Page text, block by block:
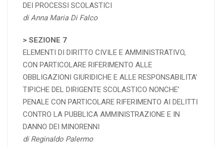
DEI PROCESSI SCOLASTICI
di Anna Maria Di Falco
> SEZIONE 7
ELEMENTI DI DIRITTO CIVILE E AMMINISTRATIVO,
CON PARTICOLARE RIFERIMENTO ALLE
OBBLIGAZIONI GIURIDICHE E ALLE RESPONSABILITA’
TIPICHE DEL DIRIGENTE SCOLASTICO NONCHE’
PENALE CON PARTICOLARE RIFERIMENTO AI DELITTI
CONTRO LA PUBBLICA AMMINISTRAZIONE E IN
DANNO DEI MINORENNI
di Reginaldo Palermo